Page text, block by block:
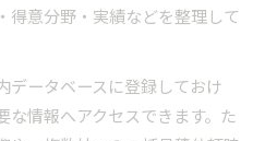
得意分野・実績などを整理して
データベースに登録しておけ
な情報へアクセスできます。た